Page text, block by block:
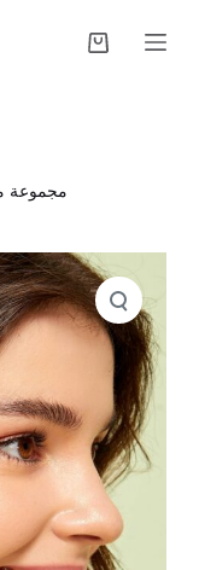
مجموعة